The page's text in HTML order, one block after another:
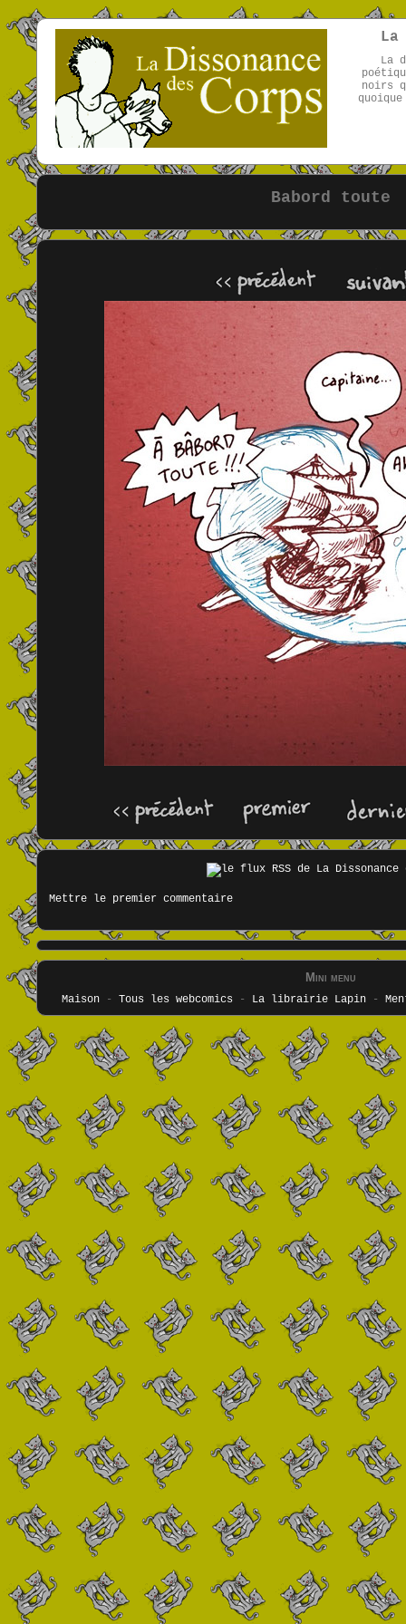
La
La
noirs
Babord toute
Mettre le premier commentaire
Mini menu
Maison- Tous les webcomics - La librairie Lapin-